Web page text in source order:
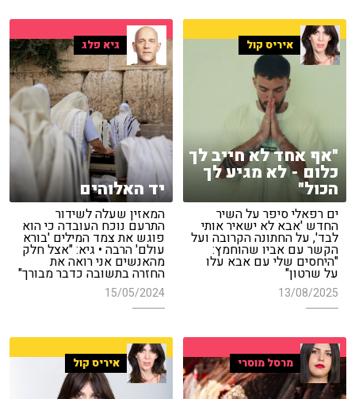
איריס קול
"אף אחד לא חייב לך
כלום - לא מגיע לך
הכול"
ים רפאלי סיפר על השיר
החדש 'אבא לא ישאיר אותי
לבד', על החתונה הקרובה ועל
הקשר עם אביו שהוחמץ:
"היחסים שלי עם אבא עלו
על שרטון"
13/08/2025
גיא פלג
יד האלוהים
המאזין שעלה לשידור
התרעם נוכח העובדה כי הוא
פוגש את צמד המילים 'בורא
עולם' הרבה • גיא: "אצל חלק
מהאנשים אני רואה את
החזרה בתשובה כדבר מבורך"
15/05/2024
מרסל מוסרי איריס קול